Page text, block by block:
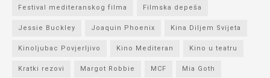
Festival mediteranskog filma Filmska depeša
Jessie Buckley Joaquin Phoenix Kina Diljem Svijeta
Kinoljubac Povjerljivo Kino Mediteran Kino u teatru
Kratki rezovi Margot Robbie MCF Mia Goth